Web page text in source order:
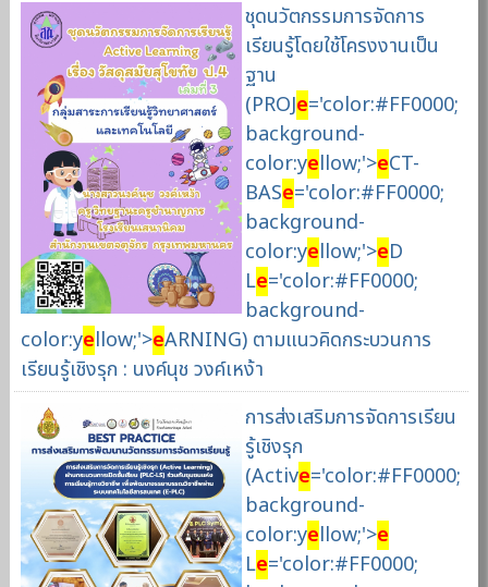
ชุดนวัตกรรมการจัดการ
เรียนรู้โดยใช้โครงงานเป็น
ฐาน
(PROJe='color:#FF0000;
background-
color:yellow;'>eCT-
BASe='color:#FF0000;
background-
color:yellow;'>eD
Le='color:#FF0000;
background-
color:yellow;'>eARNING) ตามแนวคิดกระบวนการ
เรียนรู้เชิงรุก : นงค์นุช วงค์เหง้า
การส่งเสริมการจัดการเรียน
รู้เชิงรุก
(Active='color:#FF0000;
background-
color:yellow;'>e
Le='color:#FF0000;